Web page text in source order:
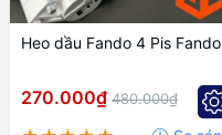
Heo dầu Fando 4 Pis Fando
270.000₫ 480.000₫